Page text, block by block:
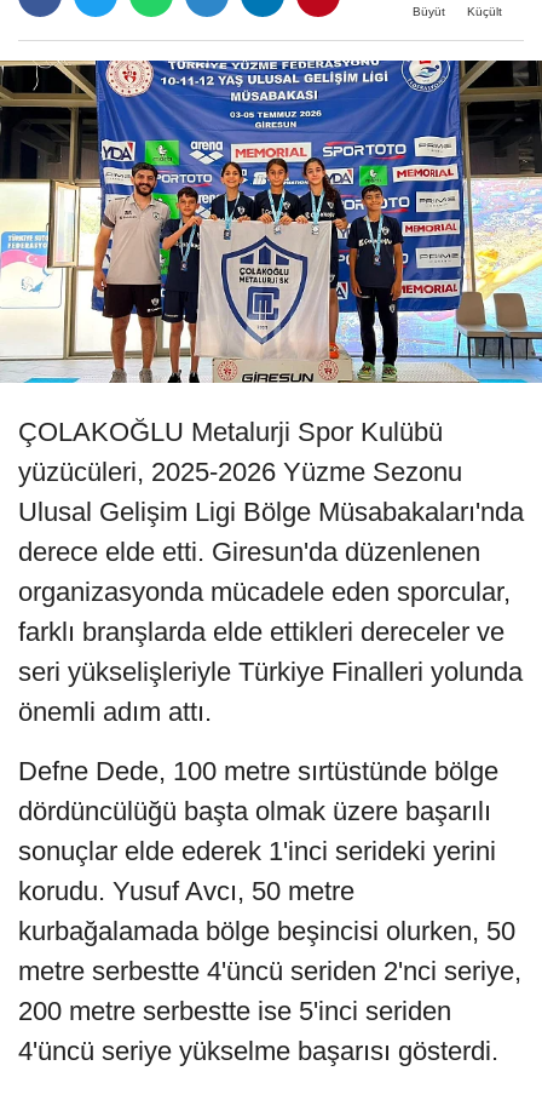
Büyüt Küçült
ÇOLAKOĞLU Metalurji Spor Kulübü
yüzücüleri, 2025-2026 Yüzme Sezonu
Ulusal Gelişim Ligi Bölge Müsabakaları'nda
derece elde etti. Giresun'da düzenlenen
organizasyonda mücadele eden sporcular,
farklı branşlarda elde ettikleri dereceler ve
seri yükselişleriyle Türkiye Finalleri yolunda
önemli adım attı.
Defne Dede, 100 metre sırtüstünde bölge
dördüncülüğü başta olmak üzere başarılı
sonuçlar elde ederek 1'inci serideki yerini
korudu. Yusuf Avcı, 50 metre
kurbağalamada bölge beşincisi olurken, 50
metre serbestte 4'üncü seriden 2'nci seriye,
200 metre serbestte ise 5'inci seriden
4'üncü seriye yükselme başarısı gösterdi.